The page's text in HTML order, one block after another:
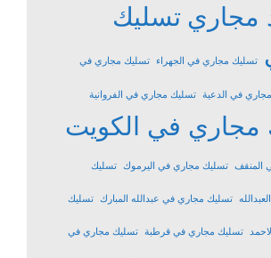
مجاري تسليك
تسليك مجاري في الجهراء تسليك مجاري في
في الدعية تسليك مجاري في الفروانية
مجاري في الكويت
المنقف تسليك مجاري في اليرموك تسليك
تسليك مجاري في عبدالله المبارك تسليك
تسليك مجاري في قرطبة تسليك مجاري في